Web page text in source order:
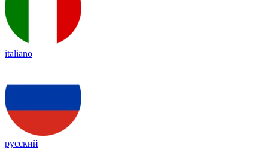
italiano
русский